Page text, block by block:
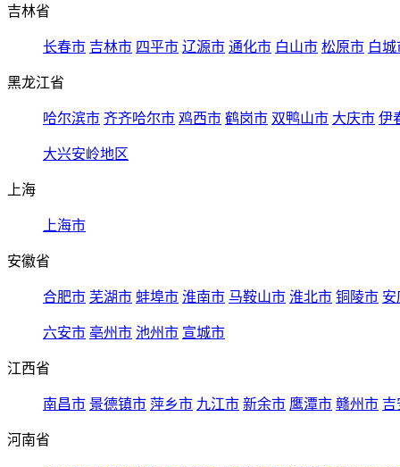
吉林省
长春市 吉林市 四平市 辽源市 通化市 白山市 松原市 白城
黑龙江省
哈尔滨市 齐齐哈尔市 鸡西市 鹤岗市 双鸭山市 大庆市 伊
大兴安岭地区
上海
上海市
安徽省
合肥市 芜湖市 蚌埠市 淮南市 马鞍山市 淮北市 铜陵市 安
六安市 亳州市 池州市 宣城市
江西省
南昌市 景德镇市 萍乡市 九江市 新余市 鹰潭市 赣州市 吉
河南省